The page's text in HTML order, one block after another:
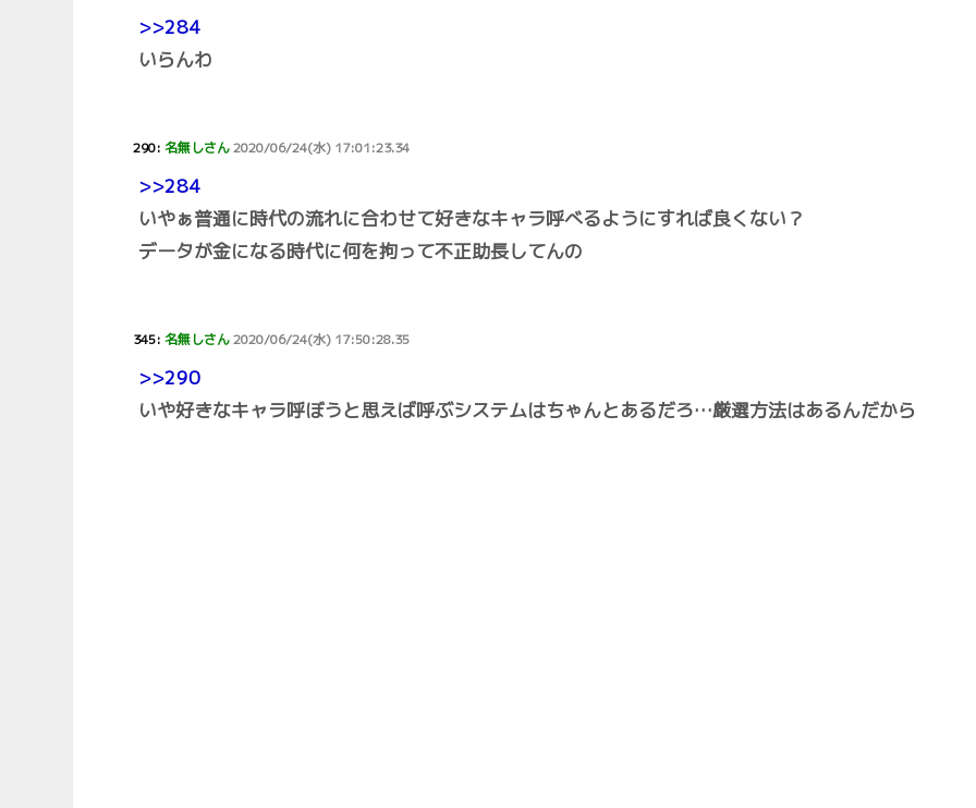
>>284
いらんわ
290:名無しさん2020/06/24(水) 17:01:23.34
>>284
いやぁ普通に時代の流れに合わせて好きなキャラ呼べるようにすれば良くない？
データが金になる時代に何を拘って不正助長してんの
345:名無しさん2020/06/24(水) 17:50:28.35
>>290
いや好きなキャラ呼ぼうと思えば呼ぶシステムはちゃんとあるだろ…厳選方法はあるんだから